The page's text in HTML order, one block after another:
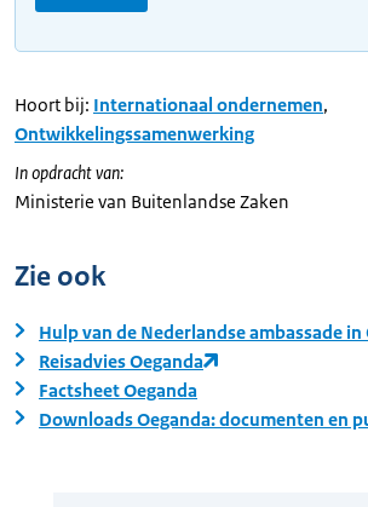
Hoort bij: Internationaal ondernemen,
Ontwikkelingssamenwerking
In opdracht van:
Ministerie van Buitenlandse Zaken
Zie ook
Hulp van de Nederlandse ambassade in
Reisadvies Oeganda
Factsheet Oeganda
Downloads Oeganda: documenten en